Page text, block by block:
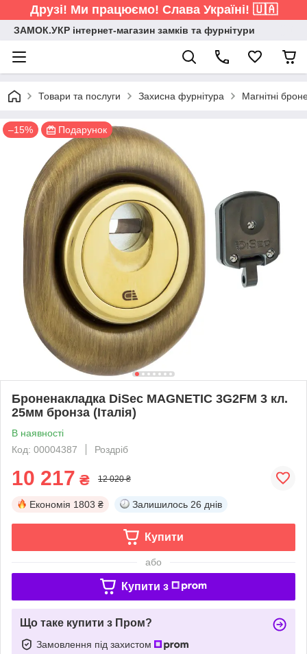
Друзі! Ми працюємо! Слава Україні! 🇺🇦
ЗАМОК.УКР інтернет-магазин замків та фурнітури
Товари та послуги Захисна фурнітура Магнітні
–15% Подарунок
Броненакладка DiSec MAGNETIC 3G2FM 3 кл.
25мм бронза (Італія)
В наявності
Код: 00004387
Роздріб
10 217 ₴ 12 020 ₴
Економія 1803 ₴ Залишилось 26 днів
Купити
або
Купити з
Що таке купити з Пром?
Замовлення під захистом